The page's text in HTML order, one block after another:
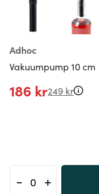
Adhoc
Vakuumpump 10 cm
186 kr249 kr
- +